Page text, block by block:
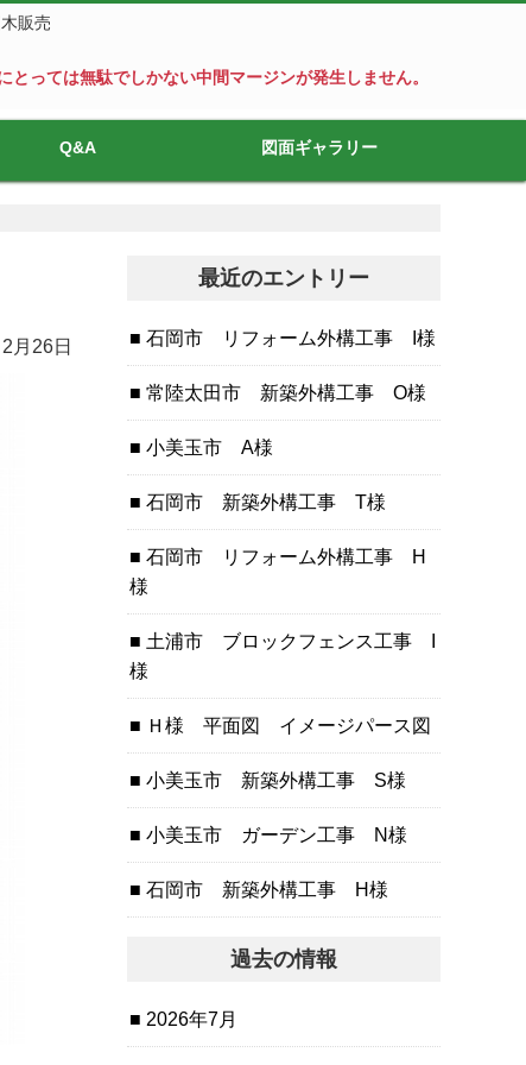
販売
とっては無駄でしかない中間マージンが発生しません。
Q&A 図面ギャラリー
月26日
最近のエントリー
石岡市 リフォーム外構工事 I様
常陸太田市 新築外構工事 O様
小美玉市 A様
石岡市 新築外構工事 T様
石岡市 リフォーム外構工事 H
様
土浦市 ブロックフェンス工事 I
様
Ｈ様 平面図 イメージパース図
小美玉市 新築外構工事 S様
小美玉市 ガーデン工事 N様
石岡市 新築外構工事 H様
過去の情報
2026年7月